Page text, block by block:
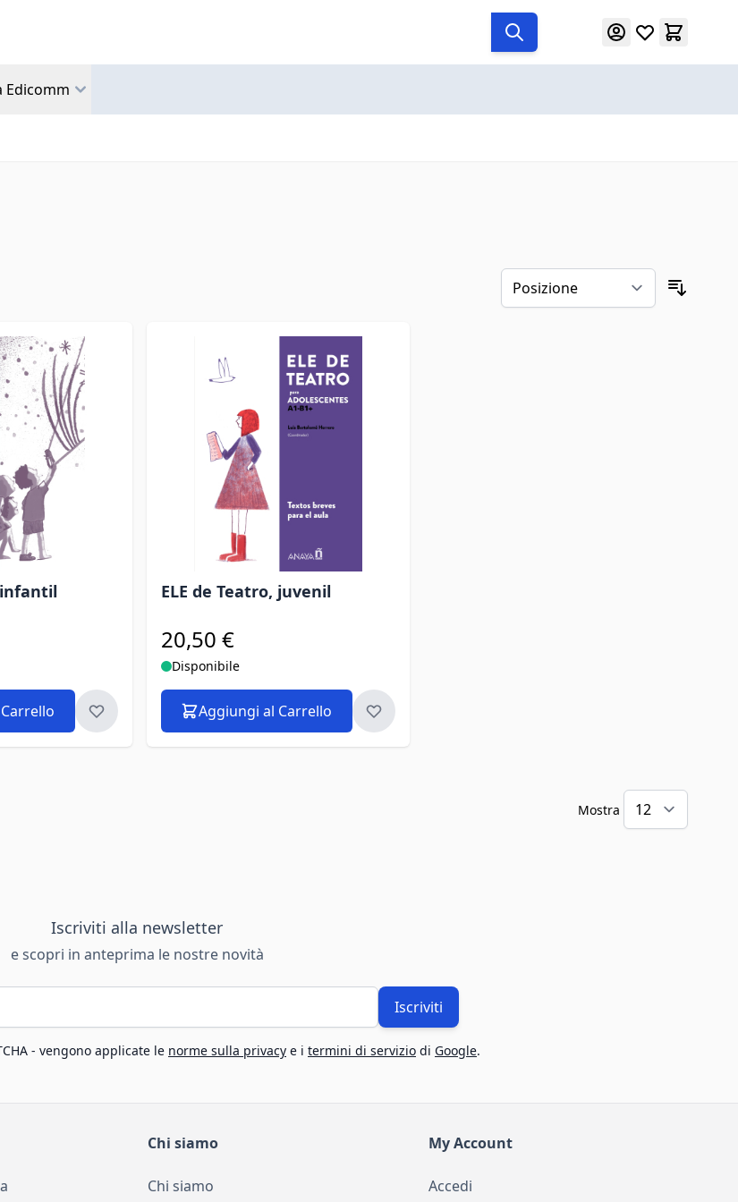
Edicomm
infantil ELE de Teatro, juvenil
20,50 €
Disponibile
Aggiungi al Carrello
Mostra
Iscriviti alla newsletter
e scopri in anteprima le nostre novità
Iscriviti
- vengono applicate le norme sulla privacy e i termini di servizio di Google.
Chi siamo
Chi siamo
My Account
Accedi